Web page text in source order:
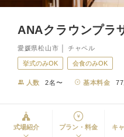
ANAクラウンプラ
愛媛県松山市 │ チャペル
挙式のみOK 会食のみOK
人数 2名〜 基本料金
式場紹介 プラン・料金 キ